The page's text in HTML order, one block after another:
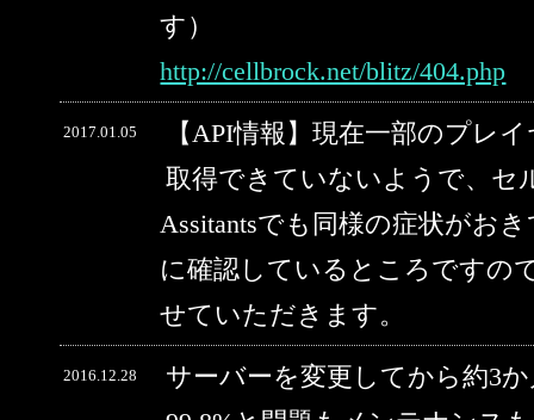
す）
http://cellbrock.net/blitz/404.php
2017.01.05
【API情報】現在一部のプレ
取得できていないようで、セ
Assitantsでも同様の症状がお
に確認しているところですの
せていただきます。
2016.12.28
サーバーを変更してから約3